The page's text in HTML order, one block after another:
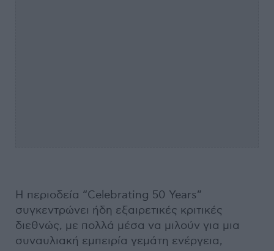
Η περιοδεία “Celebrating 50 Years”
συγκεντρώνει ήδη εξαιρετικές κριτικές
διεθνώς, με πολλά μέσα να μιλούν για μια
συναυλιακή εμπειρία γεμάτη ενέργεια,